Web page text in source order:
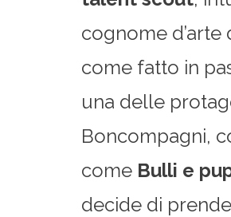
cognome d’arte
come fatto in
una delle
Boncompagni,
come Bulli e
decide di